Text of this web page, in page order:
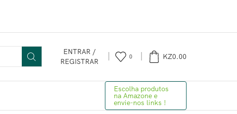
ENTRAR /
REGISTRAR
0 KZ0.00
Escolha produtos
na Amazone e
envie-nos links !